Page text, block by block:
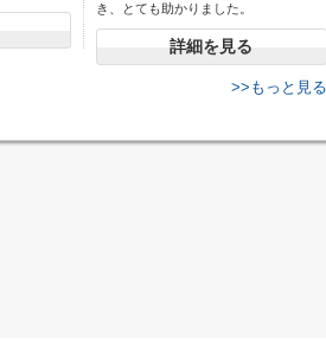
き、とても助かりました。
詳細を見る
>>もっと見る